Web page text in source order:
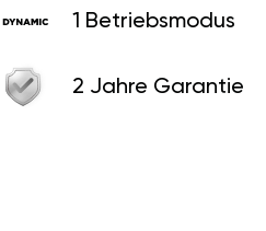
1 Betriebsmodus
2 Jahre Garantie